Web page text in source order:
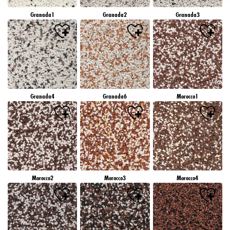
Granada1 Granada2 Granada3
Granada4 Granada6 Morocco1
Morocco2 Morocco3 Morocco4
záujmov), na tejto webovej lokalite a v iných médiách (tretích strán) prostredníctvom
zariadení, ktoré boli pridelené vám alebo vašej domácnosti, ako aj na meranie a
optimalizáciu úspešnosti reklamných kampaní..
Viac informácií o spracovaní vašich údajov nájdete v našom vyhlásení o ochrane
údajov, ktoré je uvedené v pätičke (časť "Cookies, pixely, odtlačky prstov a podobné
technológie"). Svoj súhlas môžete kedykoľvek odvolať s účinnosťou do budúcnosti
vypnutím súborov cookie na našej webovej stránke v časti "Nastavenia súborov cookie"
prepojenej v pätičke. Ďalšie informácie týkajúce sa súborov cookie používaných na tejto
webovej lokalite, najmä doby ich uchovávania, nájdete v podrobných informáciách o
jednotlivých súboroch cookie, ktoré sú k dispozícii po kliknutí na tlačidlo "upraviť"
nižšie".
Ak kliknete na "Upraviť", môžete nájsť viac informácií o spracovaní vašich
údajov/používaní súborov cookie a povoliť ich na jeden alebo viacero vyššie
uvedených účelov. Kliknutím na "Prijať všetko" súhlasíte s používaním súborov cookie,
ako aj so spracovaním vašich osobných údajov na všetky vyššie uvedené účely. Ak
kliknete na "Odmietnuť", budú sa používať len súbory cookie, ktoré sú technicky
nevyhnutné na poskytovanie tejto webovej stránky.